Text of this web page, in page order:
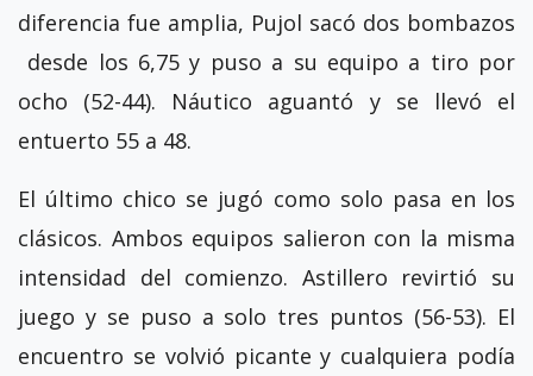
diferencia fue amplia, Pujol sacó dos bombazos
desde los 6,75 y puso a su equipo a tiro por
ocho (52-44). Náutico aguantó y se llevó el
entuerto 55 a 48.
El último chico se jugó como solo pasa en los
clásicos. Ambos equipos salieron con la misma
intensidad del comienzo. Astillero revirtió su
juego y se puso a solo tres puntos (56-53). El
encuentro se volvió picante y cualquiera podía